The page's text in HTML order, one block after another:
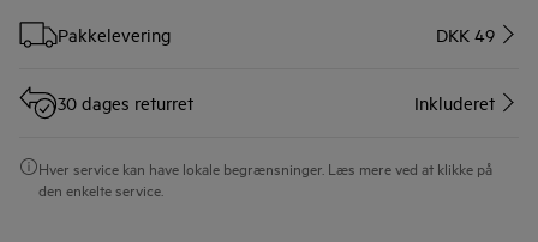
Pakkelevering DKK 49
30 dages returret Inkluderet
Hver service kan have lokale begrænsninger. Læs mere ved at klikke på
den enkelte service.